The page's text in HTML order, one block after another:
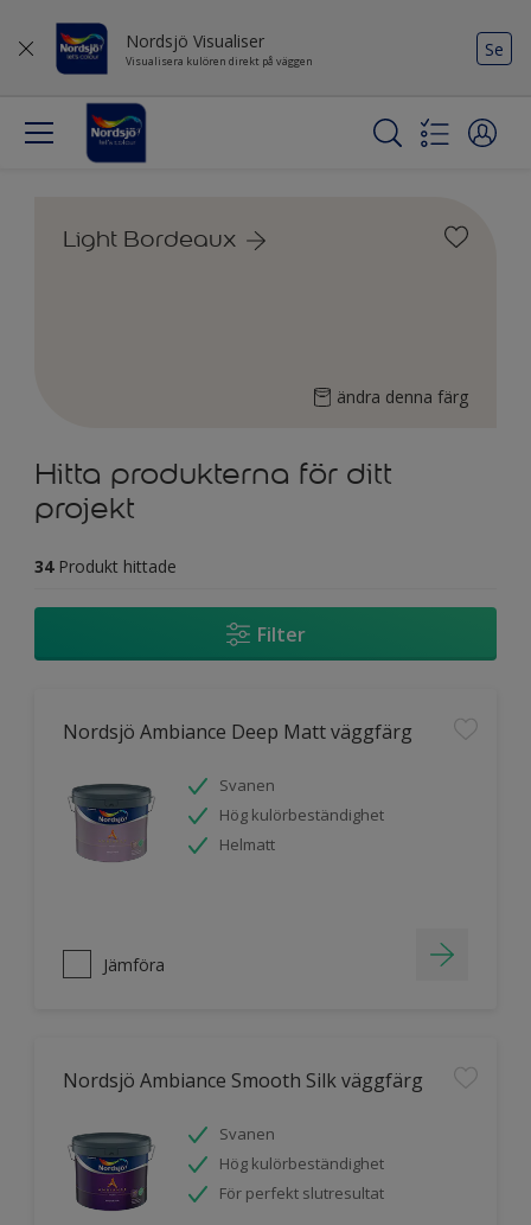
Nordsjö Visualiser
Visualisera kulören direkt på väggen
Se
Light Bordeaux
ändra denna färg
Hitta produkterna för ditt
projekt
34 Produkt hittade
Filter
Nordsjö Ambiance Deep Matt väggfärg
Svanen
Hög kulörbeständighet
Helmatt
Jämföra
Nordsjö Ambiance Smooth Silk väggfärg
Svanen
Hög kulörbeständighet
För perfekt slutresultat